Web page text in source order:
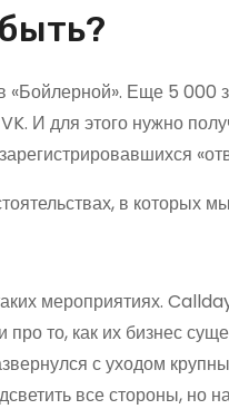
Еще 5 000
И для этого нужно
в которых
мероприятиях.
то, как их бизнес
с уходом
все стороны, но